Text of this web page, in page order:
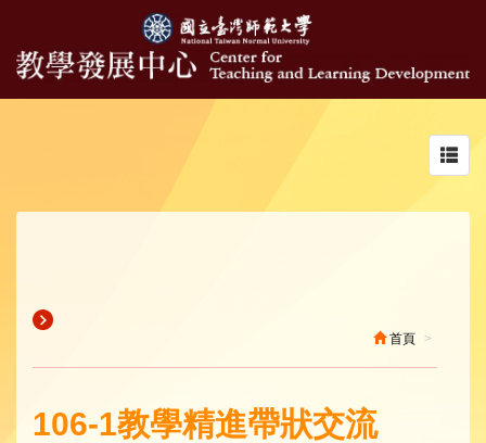
首頁
106-1教學精進帶狀交流